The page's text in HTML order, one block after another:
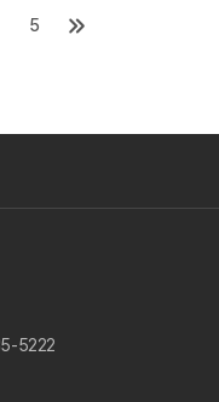
5
5222